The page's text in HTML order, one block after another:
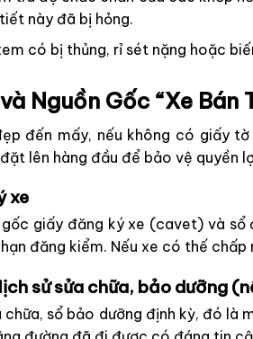
này đã bị hỏng.
có bị thủng, rỉ sét nặng hoặc
Nguồn Gốc “Xe Bán
đến mấy, nếu không có giấy
lên hàng đầu để bảo vệ quyền
xe
giấy đăng ký xe (cavet) và
đăng kiểm. Nếu xe có thế
sử sửa chữa, bảo dưỡng
chữa, sổ bảo dưỡng định kỳ, đó